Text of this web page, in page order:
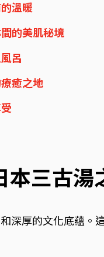
溫暖
的美肌秘境
呂
癒之地
本三古
深厚的文化底蘊